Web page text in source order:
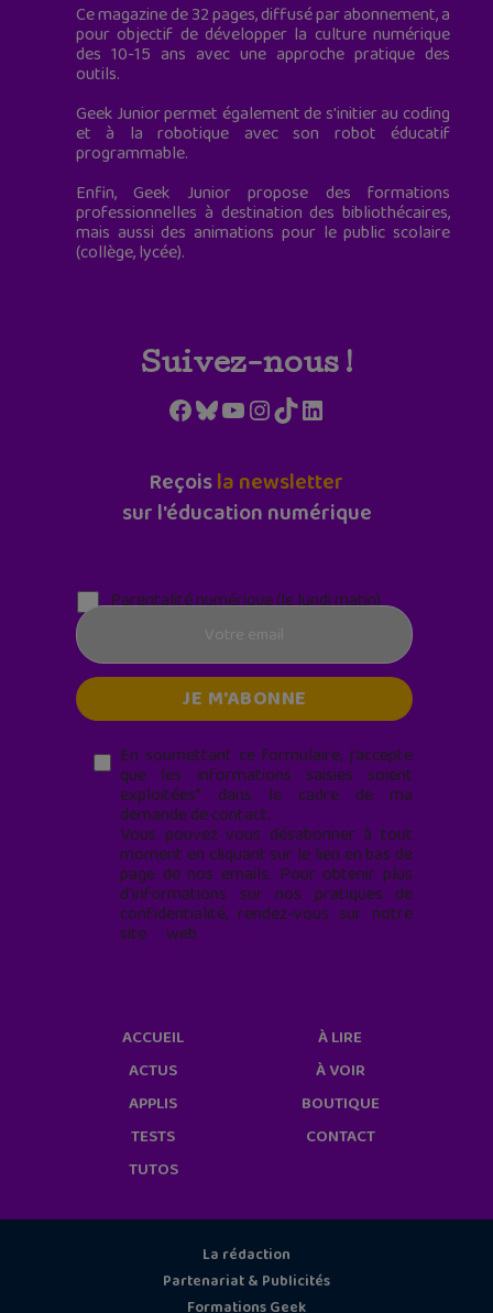
Ce magazine de 32 pages, diffusé par abonnement, a
pour objectif de développer la culture numérique
des 10-15 ans avec une approche pratique des
outils.
Geek Junior permet également de s'initier au coding
et à la robotique avec son robot éducatif
programmable.
Enfin, Geek Junior propose des formations
professionnelles à destination des bibliothécaires,
mais aussi des animations pour le public scolaire
(collège, lycée).
Suivez-nous !
Facebook
Bluesky
YouTube
Instagram
TikTokLinkedIn
Reçoisla newsletter
sur l'éducation numérique
Parentalité numérique (le lundi matin)
En soumettant ce formulaire, j’accepte
que les informations saisies soient
exploitées* dans le cadre de ma
demande de contact.
Vous pouvez vous désabonner à tout
moment en cliquant sur le lien en bas de
page de nos emails. Pour obtenir plus
d'informations sur nos pratiques de
confidentialité, rendez-vous sur notre
site web
ACCUEIL
ACTUS
APPLIS
TESTS
TUTOS
À LIRE
À VOIR
BOUTIQUE
CONTACT
La rédaction
Partenariat & Publicités
Formations Geek